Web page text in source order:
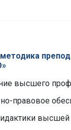
высшего
правовое